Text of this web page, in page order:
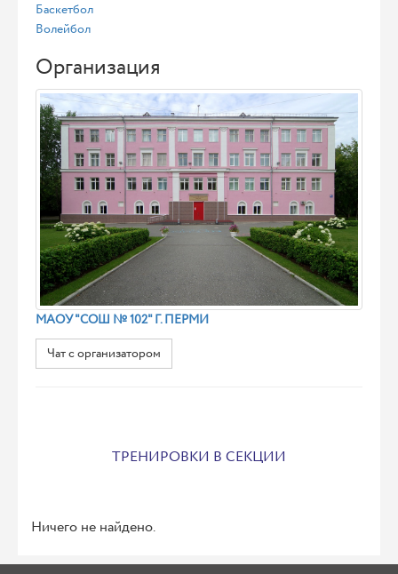
Баскетбол
Волейбол
Организация
МАОУ "СОШ № 102" Г. ПЕРМИ
Чат с организатором
ТРЕНИРОВКИ В СЕКЦИИ
Ничего не найдено.